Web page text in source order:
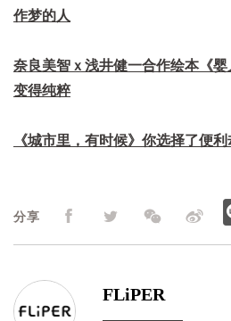
作梦的人
奈良美智ｘ浅井健一合作绘本《婴
变得纯粹
《城市里，有时候》你选择了便
分享
FLiPER